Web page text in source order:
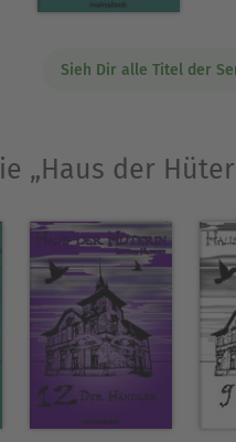
Sieh Dir alle Titel der
„Haus der